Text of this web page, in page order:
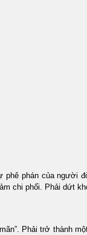
phán của người
chi phối. Phải dứt
Phải trở thành